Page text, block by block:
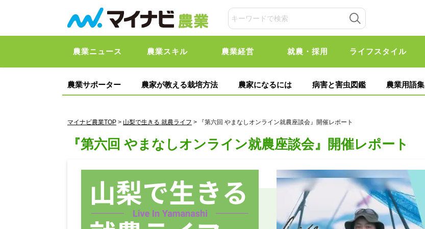
農業ニュース 農業スキル 農業経営 就農・採用 ライフスタイル
農業サポーター 農家が教える栽培方法 農家になるには 病害と害虫図鑑 農業用語集
マイナビ農業TOP > 山梨で生きる 就農ライフ > 『第六回 やまなしオンライン就農座談会』開催レポート
『第六回 やまなしオンライン就農座談会』開催レポート